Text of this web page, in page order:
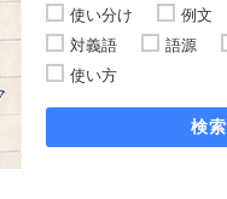
使い分け
例文
対義語
語源
使い方
検索